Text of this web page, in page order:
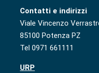
Contatti e indirizzi
Viale Vincenzo
85100 Potenza PZ
Tel 0971 661111
URP